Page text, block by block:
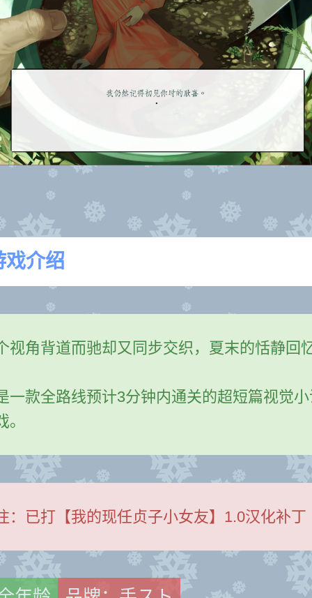
戏介绍
视角背道而驰却又同步交织，夏末的恬静回
一款全路线预计3分钟内通关的超短篇视觉
。
： 已打【我的现任贞子小女友】1.0汉化补丁